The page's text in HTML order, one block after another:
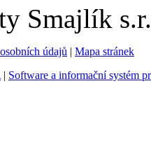
Smajlík
údajů | Mapa stránek
| Software a informační systém